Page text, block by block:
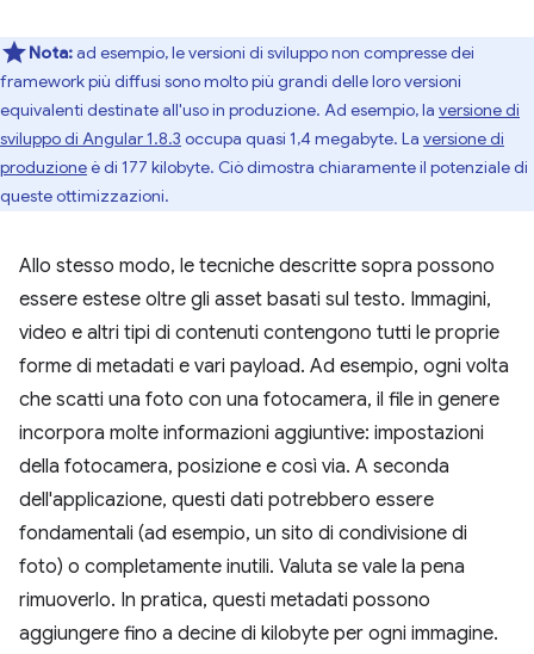
Nota:ad esempio, le versioni di sviluppo non compresse dei
framework più diffusi sono molto più grandi delle loro versioni
equivalenti destinate all'uso in produzione. Ad esempio, la versione di
sviluppo di Angular 1.8.3 occupa quasi 1,4 megabyte. La versione di
produzioneè di 177 kilobyte. Ciò dimostra chiaramente il potenziale di
queste ottimizzazioni.
Allo stesso modo, le tecniche descritte sopra possono
essere estese oltre gli asset basati sul testo. Immagini,
video e altri tipi di contenuti contengono tutti le proprie
forme di metadati e vari payload. Ad esempio, ogni volta
che scatti una foto con una fotocamera, il file in genere
incorpora molte informazioni aggiuntive: impostazioni
della fotocamera, posizione e così via. A seconda
dell'applicazione, questi dati potrebbero essere
fondamentali (ad esempio, un sito di condivisione di
foto) o completamente inutili. Valuta se vale la pena
rimuoverlo. In pratica, questi metadati possono
aggiungere fino a decine di kilobyte per ogni immagine.